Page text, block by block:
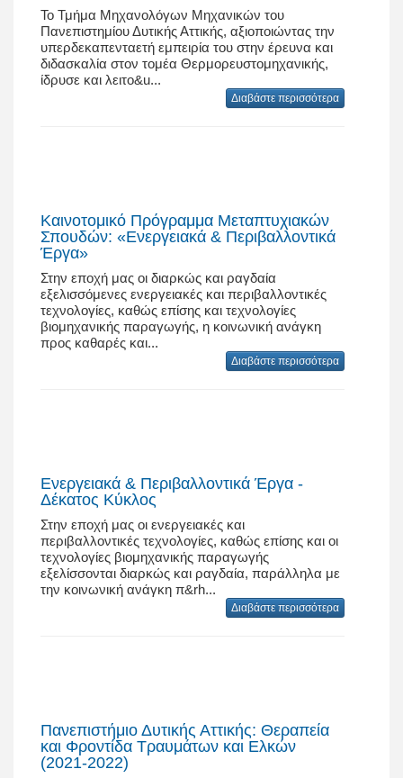
Το Τμήμα Μηχανολόγων Μηχανικών του
Πανεπιστημίου Δυτικής Αττικής, αξιοποιώντας την
υπερδεκαπενταετή εμπειρία του στην έρευνα και
διδασκαλία στον τομέα Θερμορευστομηχανικής,
ίδρυσε και λειτο&u...
Διαβάστε περισσότερα
Καινοτομικό Πρόγραμμα Μεταπτυχιακών
Σπουδών: «Ενεργειακά & Περιβαλλοντικά
Έργα»
Στην εποχή μας οι διαρκώς και ραγδαία
εξελισσόμενες ενεργειακές και περιβαλλοντικές
τεχνολογίες, καθώς επίσης και τεχνολογίες
βιομηχανικής παραγωγής, η κοινωνική ανάγκη
προς καθαρές και...
Διαβάστε περισσότερα
Ενεργειακά & Περιβαλλοντικά Έργα -
Δέκατος Κύκλος
Στην εποχή μας οι ενεργειακές και
περιβαλλοντικές τεχνολογίες, καθώς επίσης και οι
τεχνολογίες βιομηχανικής παραγωγής
εξελίσσονται διαρκώς και ραγδαία, παράλληλα με
την κοινωνική ανάγκη π&rh...
Διαβάστε περισσότερα
Πανεπιστήμιο Δυτικής Αττικής: Θεραπεία
και Φροντίδα Τραυμάτων και Ελκών
(2021-2022)